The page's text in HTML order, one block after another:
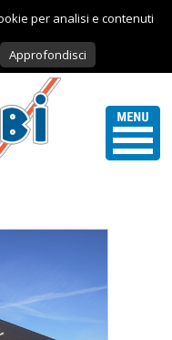
per analisi e contenuti
Approfondisci